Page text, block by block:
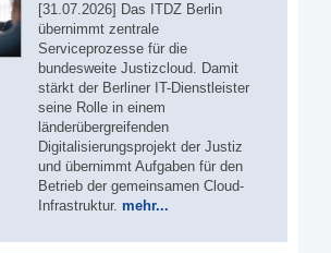
[31.07.2026] Das ITDZ Berlin
übernimmt zentrale
Serviceprozesse für die
bundesweite Justizcloud. Damit
stärkt der Berliner IT-Dienstleister
seine Rolle in einem
länderübergreifenden
Digitalisierungsprojekt der Justiz
und übernimmt Aufgaben für den
Betrieb der gemeinsamen Cloud-
Infrastruktur. mehr...